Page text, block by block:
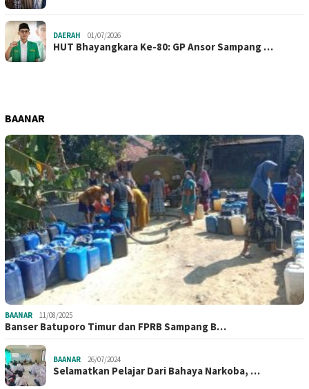
DAERAH 01/07/2026
HUT Bhayangkara Ke-80: GP Ansor Sampang …
BAANAR
BAANAR 11/08/2025
Banser Batuporo Timur dan FPRB Sampang B…
BAANAR 26/07/2024
Selamatkan Pelajar Dari Bahaya Narkoba, …